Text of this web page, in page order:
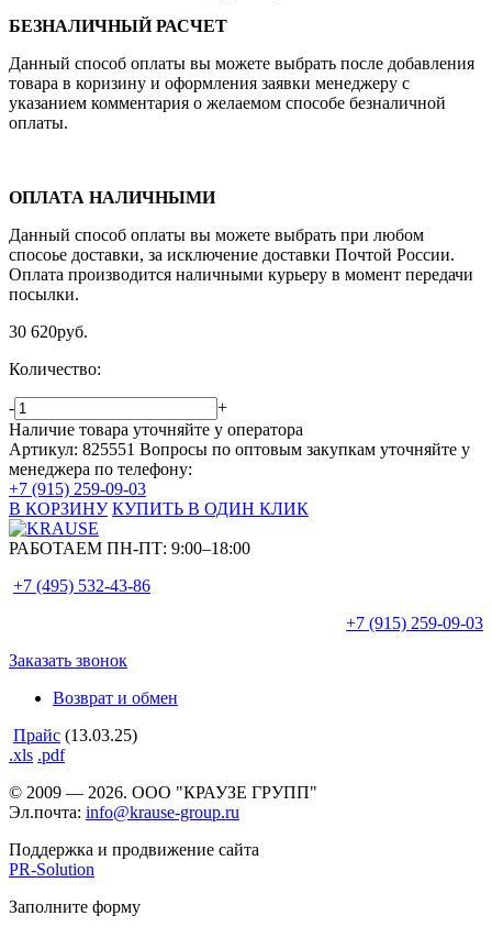
БЕЗНАЛИЧНЫЙ РАСЧЕТ
Данный способ оплаты вы можете выбрать после добавления
товара в коризину и оформления заявки менеджеру c
указанием комментария о желаемом способе безналичной
оплаты.
ОПЛАТА НАЛИЧНЫМИ
Данный способ оплаты вы можете выбрать при любом
спосоье доставки, за исключение доставки Почтой России.
Оплата производится наличными курьеру в момент передачи
посылки.
30 620руб.
Количество:
-
+
Наличие товара уточняйте у оператора
Артикул: 825551 Вопросы по оптовым закупкам уточняйте у
менеджера по телефону:
+7 (915) 259-09-03
В КОРЗИНУ КУПИТЬ В ОДИН КЛИК
РАБОТАЕМ ПН-ПТ: 9:00–18:00
+7 (495) 532-43-86
+7 (915) 259-09-03
Заказать звонок
Возврат и обмен
Прайс (13.03.25)
.xls .pdf
© 2009 — 2026. ООО "КРАУЗЕ ГРУПП"
Эл.почта: info@krause-group.ru
Поддержка и продвижение сайта
PR-Solution
Заполните форму